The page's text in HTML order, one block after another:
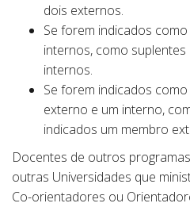
dois externos.
Se forem indicados
internos, como
internos.
Se forem indicados
externo e um interno,
indicados um membro
Docentes de outros
outras Universidades que
Co-orientadores ou